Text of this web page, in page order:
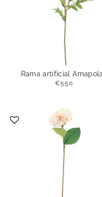
Rama artificial
€5.50